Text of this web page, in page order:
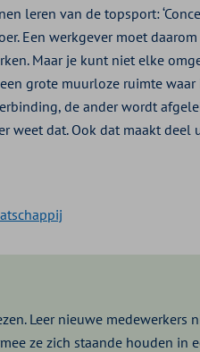
leren van de topsport:
Een werkgever moet
Maar je kunt niet elke
grote muurloze ruimte waar
de ander wordt
weet dat. Ook dat maakt deel
Leer nieuwe medewerkers
ze zich staande houden in